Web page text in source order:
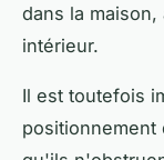
dans la
intérieur.
Il est toutefois
positionnement